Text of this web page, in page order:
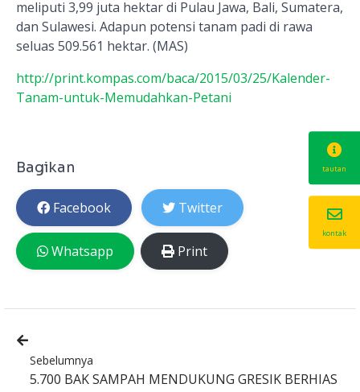
meliputi 3,99 juta hektar di Pulau Jawa, Bali, Sumatera,
dan Sulawesi. Adapun potensi tanam padi di rawa
seluas 509.561 hektar. (MAS)
http://print.kompas.com/baca/2015/03/25/Kalender-
Tanam-untuk-Memudahkan-Petani
Bagikan
Facebook Twitter
Whatsapp Print
Sebelumnya
5.700 BAK SAMPAH MENDUKUNG GRESIK BERHIAS
tautan
kontak